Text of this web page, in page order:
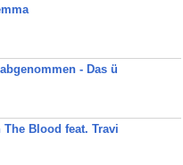
- Das ü
The Blood feat. Travi